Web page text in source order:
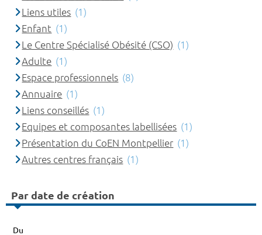
Liens utiles (1)
Enfant (1)
Le Centre Spécialisé Obésité (CSO) (1)
Adulte (1)
Espace professionnels (8)
Annuaire (1)
Liens conseillés (1)
Equipes et composantes labellisées (1)
Présentation du CoEN Montpellier (1)
Autres centres français (1)
Par date de création
Du